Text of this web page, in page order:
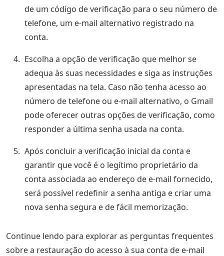
de um código de verificação para o seu número de
telefone, um e-mail alternativo registrado na
conta.
Escolha a opção de verificação que melhor se
adequa às suas necessidades e siga as instruções
apresentadas na tela. Caso não tenha acesso ao
número de telefone ou e-mail alternativo, o Gmail
pode oferecer outras opções de verificação, como
responder a última senha usada na conta.
Após concluir a verificação inicial da conta e
garantir que você é o legítimo proprietário da
conta associada ao endereço de e-mail fornecido,
será possível redefinir a senha antiga e criar uma
nova senha segura e de fácil memorização.
Continue lendo para explorar as perguntas frequentes
sobre a restauração do acesso à sua conta de e-mail